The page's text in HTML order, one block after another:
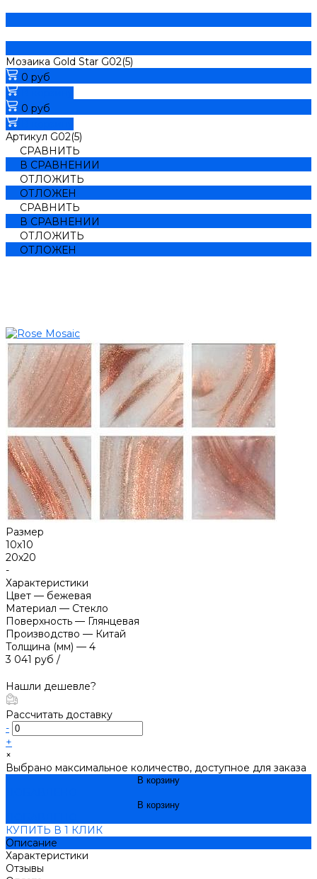
Мозаика Gold Star G02(5)
0 руб
0 руб
Артикул G02(5)
СРАВНИТЬ
В СРАВНЕНИИ
ОТЛОЖИТЬ
ОТЛОЖЕН
СРАВНИТЬ
В СРАВНЕНИИ
ОТЛОЖИТЬ
ОТЛОЖЕН
Размер
10х10
20х20
-
Характеристики
Цвет — бежевая
Материал — Стекло
Поверхность — Глянцевая
Производство — Китай
Толщина (мм) — 4
3 041 руб /
Нашли дешевле?
Рассчитать доставку
-
+
×
Выбрано максимальное количество, доступное для заказа
В корзину
В корзину
КУПИТЬ В 1 КЛИК
Описание
Характеристики
Отзывы